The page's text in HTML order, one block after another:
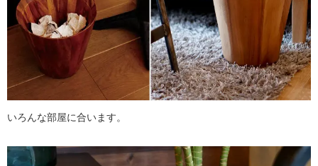
いろんな部屋に合います。